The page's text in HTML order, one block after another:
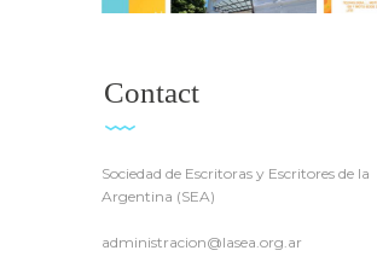
Contact
Sociedad de Escritoras y Escritores de la
Argentina (SEA)
administracion@lasea.org.ar